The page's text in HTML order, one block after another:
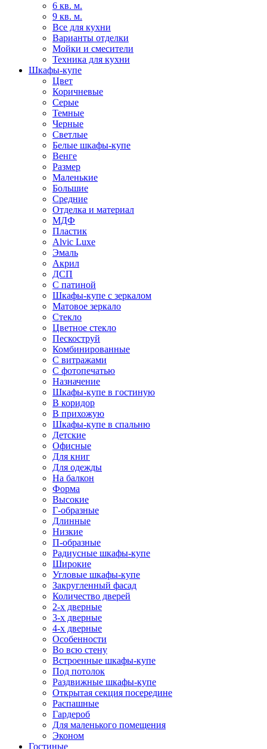
6 кв. м.
9 кв. м.
Все для кухни
Варианты отделки
Мойки и смесители
Техника для кухни
Шкафы-купе
Цвет
Коричневые
Серые
Темные
Черные
Светлые
Белые шкафы-купе
Венге
Размер
Маленькие
Большие
Средние
Отделка и материал
МДФ
Пластик
Alvic Luxe
Эмаль
Акрил
ДСП
С патиной
Шкафы-купе с зеркалом
Матовое зеркало
Стекло
Цветное стекло
Пескоструй
Комбинированные
С витражами
С фотопечатью
Назначение
Шкафы-купе в гостиную
В коридор
В прихожую
Шкафы-купе в спальню
Детские
Офисные
Для книг
Для одежды
На балкон
Форма
Высокие
Г-образные
Длинные
Низкие
П-образные
Радиусные шкафы-купе
Широкие
Угловые шкафы-купе
Закругленный фасад
Количество дверей
2-х дверные
3-х дверные
4-х дверные
Особенности
Во всю стену
Встроенные шкафы-купе
Под потолок
Раздвижные шкафы-купе
Открытая секция посередине
Распашные
Гардероб
Для маленького помещения
Эконом
Гостиные